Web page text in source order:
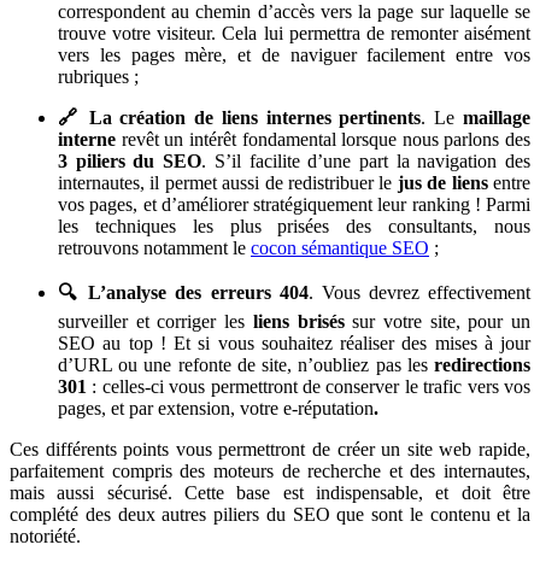
correspondent au chemin d’accès vers la page sur laquelle se
trouve votre visiteur. Cela lui permettra de remonter aisément
vers les pages mère, et de naviguer facilement entre vos
rubriques ;
🔗 La création de liens internes pertinents. Lemaillage
interne revêt un intérêt fondamental lorsque nous parlons des
3 piliers du SEO. S’il facilite d’une part la navigation des
internautes, il permet aussi de redistribuer le jus de liensentre
vos pages, et d’améliorer stratégiquement leur ranking ! Parmi
les techniques les plus prisées des consultants, nous
retrouvons notamment le cocon sémantique SEO ;
🔍 L’analyse des erreurs 404. Vous devrez effectivement
surveiller et corriger les liens briséssur votre site, pour un
SEO au top ! Et si vous souhaitez réaliser des mises à jour
d’URL ou une refonte de site, n’oubliez pas les redirections
301 : celles-ci vous permettront de conserver le trafic vers vos
pages, et par extension, votre e-réputation.
Ces différents points vous permettront de créer un site web rapide,
parfaitement compris des moteurs de recherche et des internautes,
mais aussi sécurisé. Cette base est indispensable, et doit être
complété des deux autres piliers du SEO que sont le contenu et la
notoriété.